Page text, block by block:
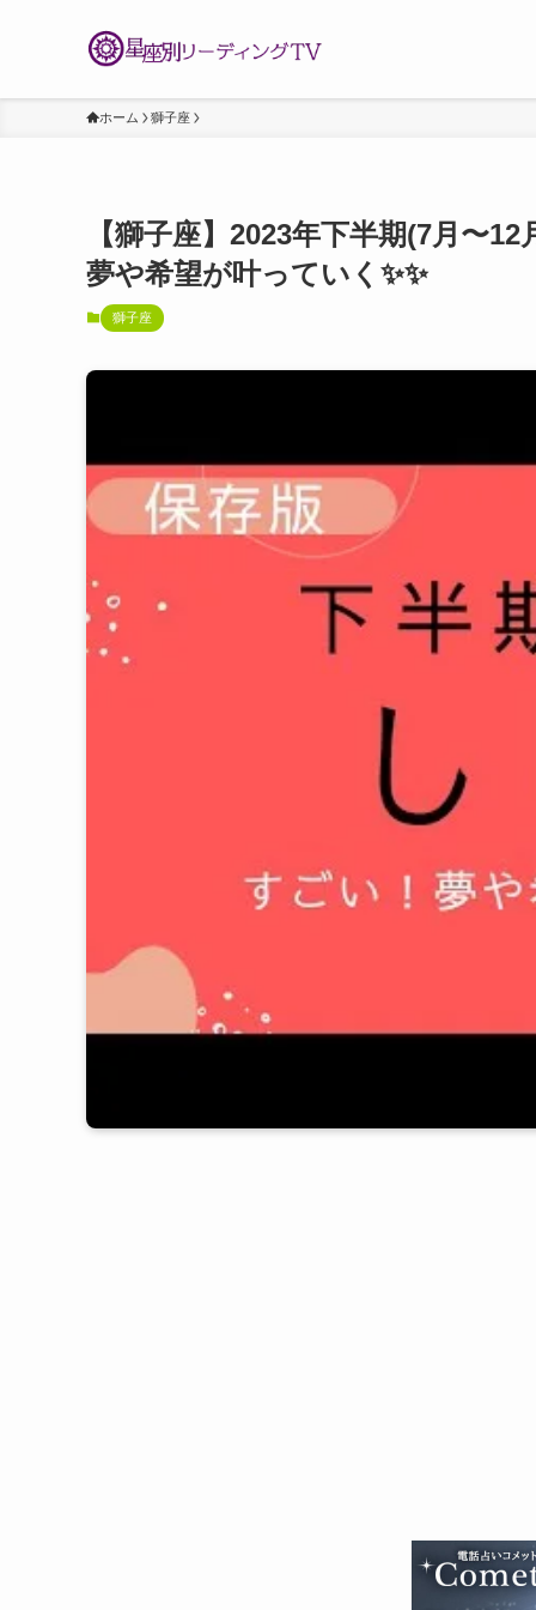
ホーム 獅子座
【獅子座】2023年下半期(7月〜12
夢や希望が叶っていく✨✨
獅子座